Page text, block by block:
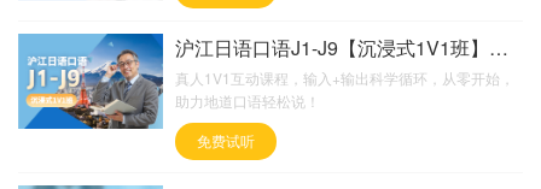
沪江日语口语J1-J9【沉浸式1V1班】超值版
真人1V1互动课程，输入+输出科学循环，从零开始，
助力地道口语轻松说！
免费试听